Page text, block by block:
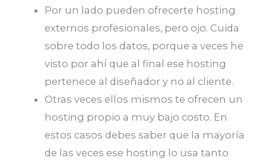
Por un lado pueden ofrecerte hosting
externos profesionales, pero ojo. Cuida
sobre todo los datos, porque a veces he
visto por ahí que al final ese hosting
pertenece al diseñador y no al cliente.
Otras veces ellos mismos te ofrecen un
hosting propio a muy bajo costo. En
estos casos debes saber que la mayoría
de las veces ese hosting lo usa tanto